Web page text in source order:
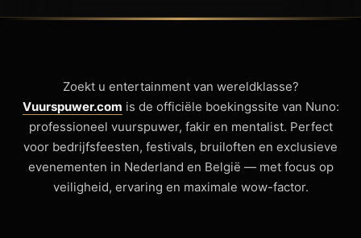
Zoekt u entertainment van wereldklasse?
Vuurspuwer.com is de officiële boekingssite van Nuno:
professioneel vuurspuwer, fakir en mentalist. Perfect
voor bedrijfsfeesten, festivals, bruiloften en exclusieve
evenementen in Nederland en België — met focus op
veiligheid, ervaring en maximale wow-factor.